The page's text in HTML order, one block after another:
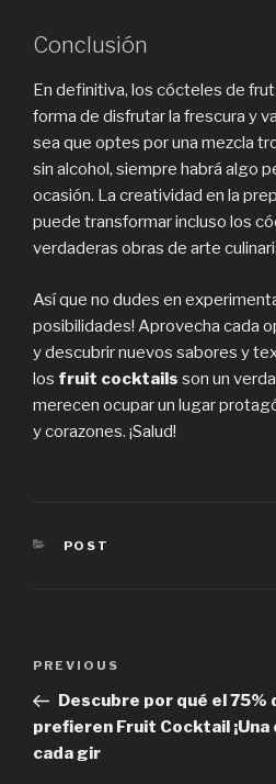
Conclusión
En definitiva, los cócteles de
forma de disfrutar la frescura y
sea que optes por una mezcla
sin alcohol, siempre habrá algo
ocasión. La creatividad en la
puede transformar incluso los
verdaderas obras de arte
Así que no dudes en
posibilidades! Aprovecha cada
y descubrir nuevos sabores y
los fruit cocktails son un
merecen ocupar un lugar
y corazones. ¡Salud!
CATEGORIES
POST
Post
Previous
Post
PREVIOUS
Descubre por qué el 75%
prefieren Fruit Cocktail ¡Una
cada gir